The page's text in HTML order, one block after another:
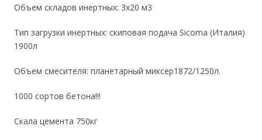
Объем складов инертных: 3х20 м3
Тип загрузки инертных: скиповая подача Sicoma (Италия)
1900л
Объем смесителя: планетарный миксер1872/1250л.
1000 сортов бетона!!!
Скала цемента 750кг